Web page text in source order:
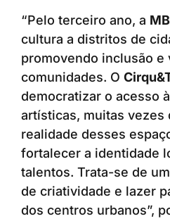
“Pelo terceiro ano, a
cultura a distritos de
promovendo inclusão e
comunidades. O
democratizar o acesso
artísticas, muitas vezes
realidade desses
fortalecer a identidade
talentos. Trata-se de
de criatividade e lazer
dos centros urbanos”,